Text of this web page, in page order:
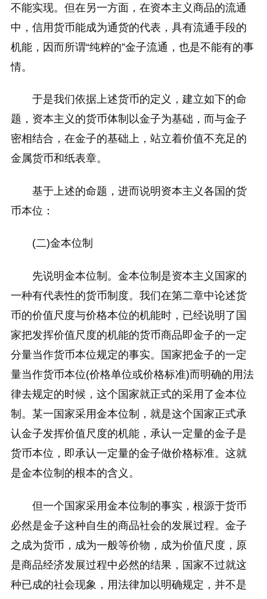
不能实现。但在另一方面，在资本主义商品的流通
中，信用货币能成为通货的代表，具有流通手段的
机能，因而所谓“纯粹的”金子流通，也是不能有的事
情。
于是我们依据上述货币的定义，建立如下的命
题，资本主义的货币体制以金子为基础，而与金子
密相结合，在金子的基础上，站立着价值不充足的
金属货币和纸表章。
基于上述的命题，进而说明资本主义各国的货
币本位：
(二)金本位制
先说明金本位制。金本位制是资本主义国家的
一种有代表性的货币制度。我们在第二章中论述货
币的价值尺度与价格本位的机能时，已经说明了国
家把发挥价值尺度的机能的货币商品即金子的一定
分量当作货币本位规定的事实。国家把金子的一定
量当作货币本位(价格单位或价格标准)而明确的用法
律去规定的时候，这个国家就正式的采用了金本位
制。某一国家采用金本位制，就是这个国家正式承
认金子发挥价值尺度的机能，承认一定量的金子是
货币本位，即承认一定量的金子做价格标准。这就
是金本位制的根本的含义。
但一个国家采用金本位制的事实，根源于货币
必然是金子这种自生的商品社会的发展过程。金子
之成为货币，成为一般等价物，成为价值尺度，原
是商品经济发展过程中必然的结果，国家不过就这
种已成的社会现象，用法律加以明确规定，并不是